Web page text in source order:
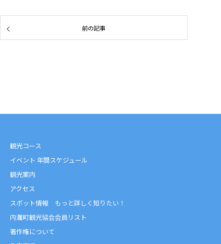
前の記事
観光コース
イベント 年間スケジュール
観光案内
アクセス
スポット情報 もっと詳しく知りたい！
内灘町観光協会会員リスト
著作権について